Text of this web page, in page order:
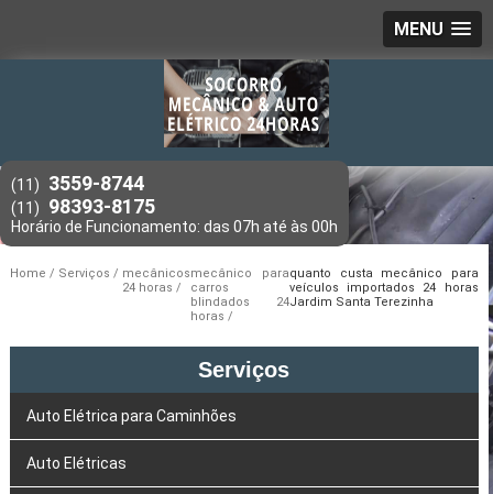
MENU
(11) 3559-8744
(11) 98393-8175
Home Serviços
mecânicos
24 horas
mecânico para
carros
blindados 24
horas
quanto custa mecânico para
veículos importados 24 horas
Jardim Santa Terezinha
Serviços
Auto Elétrica para Caminhões
Auto Elétricas